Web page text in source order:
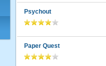
Psychout
Paper Quest